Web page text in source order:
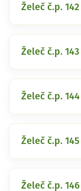
Želeč č.p. 142
Želeč č.p. 143
Želeč č.p. 144
Želeč č.p. 145
Želeč č.p. 146